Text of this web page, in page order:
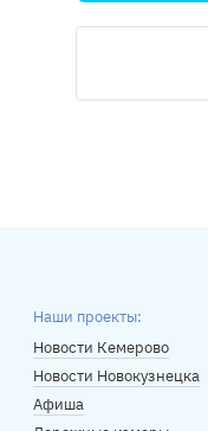
Наши проекты:
Новости Кемерово
Новости Новокузнецка
Афиша